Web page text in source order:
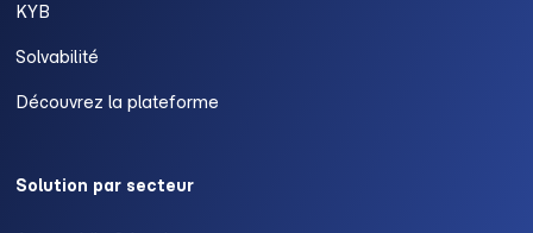
KYB
Solvabilité
Découvrez la plateforme
Solution par secteur